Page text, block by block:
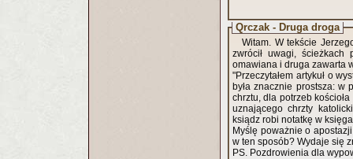
Qrczak - Druga droga
Witam. W tekście
zwrócił uwagi, ścieżkach
omawiana i druga zawarta
"Przeczytałem artykuł o
była znacznie prostsza: w
chrztu, dla potrzeb
uznającego chrzty
ksiądz robi notatkę w
Myślę poważnie o
w ten sposób? Wydaje się
PS. Pozdrowienia dla